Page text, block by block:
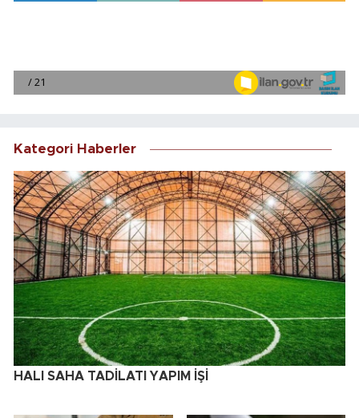
Kategori Haberler
HALI SAHA TADİLATI YAPIM İŞİ